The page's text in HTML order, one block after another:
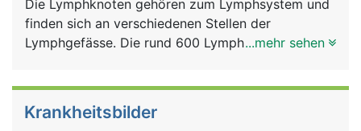
Ratgeber
Die Lymphknoten gehören zum Lymphsystem und
finden sich an verschiedenen Stellen der
Lymphgefässe. Die rund 600 Lymphknoten des
bohnenförmiges Aussehen und sind normalerweise
...mehr sehen
Krankheitsbilder